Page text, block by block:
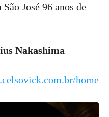
José 96 anos de
Nakashima
home